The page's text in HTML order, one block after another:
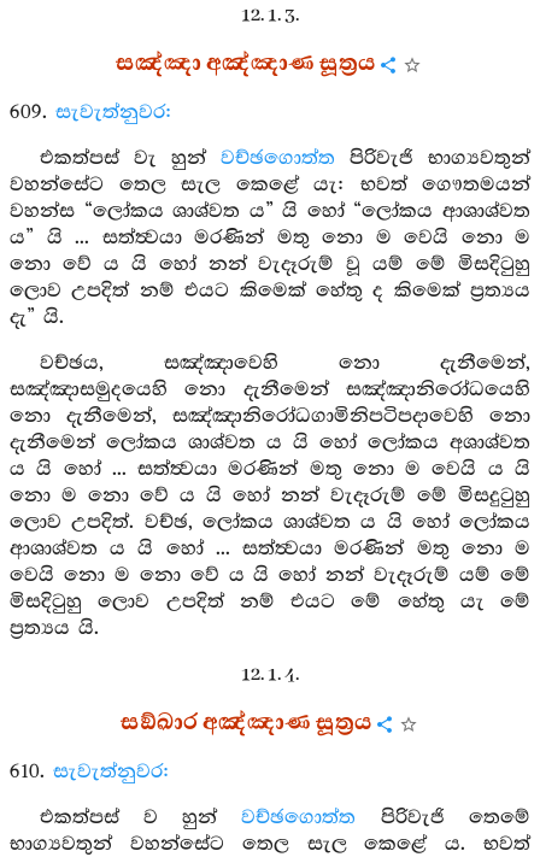
12. 1. 3.
සඤ්ඤා අඤ්ඤාණ සූත්‍රය
609. සැවැත්නුවර:
එකත්පස් වැ හුන් වච්ඡගොත්ත පිරිවැජි භාග්‍යවතුන්
වහන්සේට තෙල සැල කෙළේ යැ: භවත් ගෞතමයන්
වහන්ස “ලෝකය ශාශ්වත ය” යි හෝ “ලෝකය ආශාශ්වත
ය” යි ... සත්ත්‍වයා මරණින් මතු නො ම වෙයි නො ම
නො වේ ය යි හෝ නන් වැදෑරුම් වූ යම් මේ මිසදිටුහු
ලොව උපදිත් නම් එයට කිමෙක් හේතු ද කිමෙක් ප්‍රත්‍යය
දැ” යි.
වච්ඡය, සඤ්ඤාවෙහි නො දැනීමෙන්,
සඤ්ඤාසමුදයෙහි නො දැනීමෙන් සඤ්ඤානිරෝධයෙහි
නො දැනීමෙන්, සඤ්ඤානිරෝධගාමිනිපටිපදාවෙහි නො
දැනීමෙන් ලෝකය ශාශ්වත ය යි හෝ ලෝකය අශාශ්වත
ය යි හෝ ... සත්ත්‍වයා මරණින් මතු නො ම වෙයි ය යි
නො ම නො වේ ය යි හෝ නන් වැදෑරුම් මේ මිසදුටුහු
ලොව උපදිත්. වච්ඡ, ලෝකය ශාශ්වත ය යි හෝ ලෝකය
ආශාශ්වත ය යි හෝ ... සත්ත්‍වයා මරණින් මතු නො ම
වෙයි නො ම නො වේ ය යි හෝ නන් වැදෑරුම් යම් මේ
මිසදිටුහු ලොව උපදිත් නම් එයට මේ හේතු යැ මේ
ප්‍රත්‍යය යි.
12. 1. 4.
සඞ්ඛාර අඤ්ඤාණ සූත්‍රය
610. සැවැත්නුවර:
එකත්පස් ව හුන්වච්ඡගොත්ත පිරිවැජි තෙමේ
භාග්‍යවතුන් වහන්සේට තෙල සැල කෙළේ ය. භවත්